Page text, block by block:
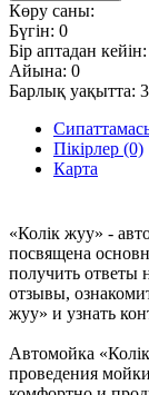
Көру саны:
Бүгін: 0
Бір аптадан кейін:
Айына: 0
Барлық уақытта: 3
Пікірлер (0)
Карта
«Колiк жуу» -
посвящена
получить ответы
отзывы,
жуу» и узнать
Автомойка
проведения